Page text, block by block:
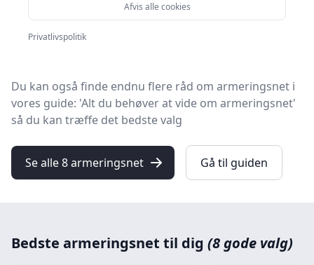
Uanset om du ønsker kvalitet, tilbud på armeringsnet,
en bestemt type eller fri levering, kan du finde det
Du kan også finde endnu flere råd om armeringsnet i
vores guide: 'Alt du behøver at vide om armeringsnet'
så du kan træffe det bedste valg
Se alle 8 armeringsnet Gå til guiden
Bedste armeringsnet til dig (8 gode valg)
Afvis alle cookies
Privatlivspolitik